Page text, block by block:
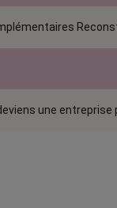
une entreprise